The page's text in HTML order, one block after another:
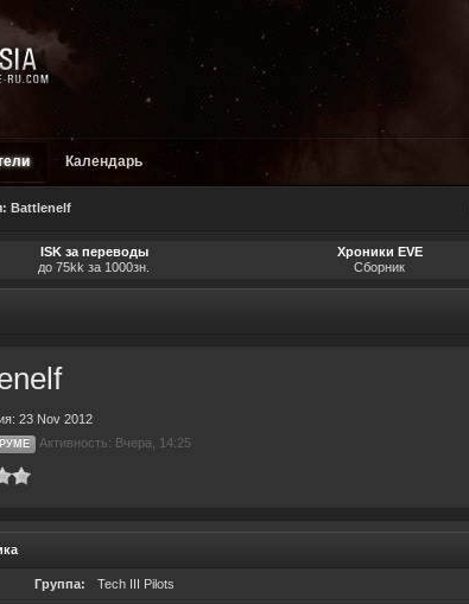
Календарь
Battlenelf
ISK за переводы
до 75kk за 1000зн.
Хроники EVE
Сборник
23 Nov 2012
Активность: Вчера, 14:25
Группа: Tech III Pilots